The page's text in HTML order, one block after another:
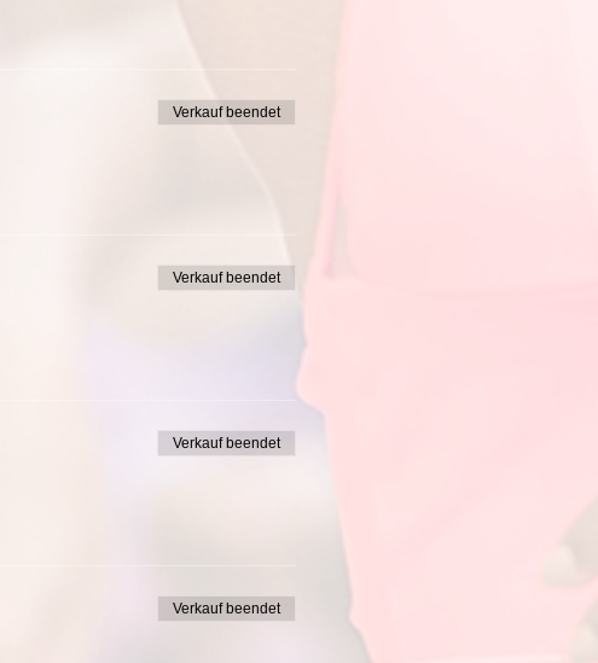
Verkauf beendet
Verkauf beendet
Verkauf beendet
Verkauf beendet